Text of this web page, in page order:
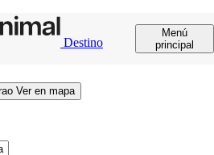
Destino
Menú
principal
Ver en mapa